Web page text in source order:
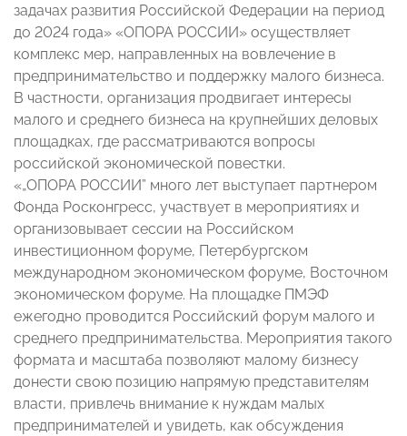
задачах развития Российской Федерации на период
до 2024 года» «ОПОРА РОССИИ» осуществляет
комплекс мер, направленных на вовлечение в
предпринимательство и поддержку малого бизнеса.
В частности, организация продвигает интересы
малого и среднего бизнеса на крупнейших деловых
площадках, где рассматриваются вопросы
российской экономической повестки.
«„ОПОРА РОССИИ” много лет выступает партнером
Фонда Росконгресс, участвует в мероприятиях и
организовывает сессии на Российском
инвестиционном форуме, Петербургском
международном экономическом форуме, Восточном
экономическом форуме. На площадке ПМЭФ
ежегодно проводится Российский форум малого и
среднего предпринимательства. Мероприятия такого
формата и масштаба позволяют малому бизнесу
донести свою позицию напрямую представителям
власти, привлечь внимание к нуждам малых
предпринимателей и увидеть, как обсуждения